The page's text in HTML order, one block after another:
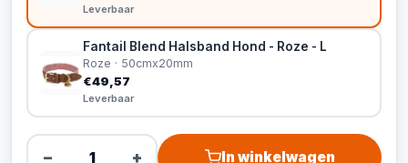
Leverbaar
Fantail Blend Halsband Hond - Roze - L
Roze · 50cmx20mm
€49,57
Leverbaar
− + In winkelwagen